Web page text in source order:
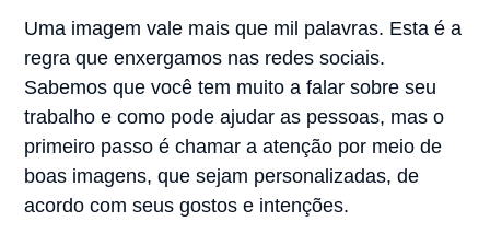
Uma imagem vale mais que mil palavras. Esta é a
regra que enxergamos nas redes sociais.
Sabemos que você tem muito a falar sobre seu
trabalho e como pode ajudar as pessoas, mas o
primeiro passo é chamar a atenção por meio de
boas imagens, que sejam personalizadas, de
acordo com seus gostos e intenções.